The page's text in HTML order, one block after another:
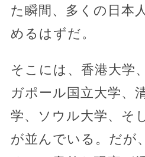
た瞬間、多くの日本
めるはずだ。
そこには、香港大学
ガポール国立大学、
学、ソウル大学、そ
が並んでいる。だが